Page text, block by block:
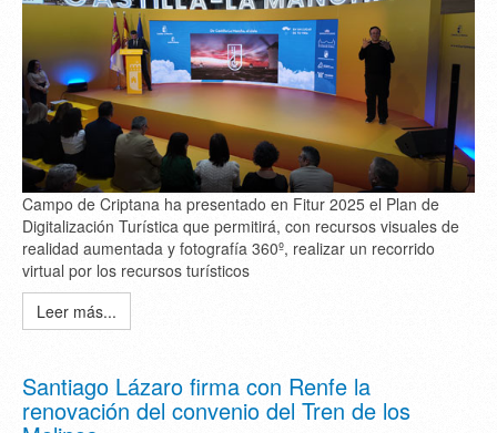
Campo de Criptana ha presentado en Fitur 2025 el Plan de
Digitalización Turística que permitirá, con recursos visuales de
realidad aumentada y fotografía 360º, realizar un recorrido
virtual por los recursos turísticos
Leer más...
Santiago Lázaro firma con Renfe la
renovación del convenio del Tren de los